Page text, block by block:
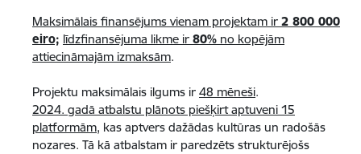
Maksimālais finansējums vienam projektam ir 2 800 000
eiro; līdzfinansējuma likme ir 80% no kopējām
attiecināmajām izmaksām.
Projektu maksimālais ilgums ir 48 mēneši.​​​​​
2024. gadā atbalstu plānots piešķirt aptuveni 15
platformām, kas aptvers dažādas kultūras un radošās
nozares. Tā kā atbalstam ir paredzēts strukturējošs